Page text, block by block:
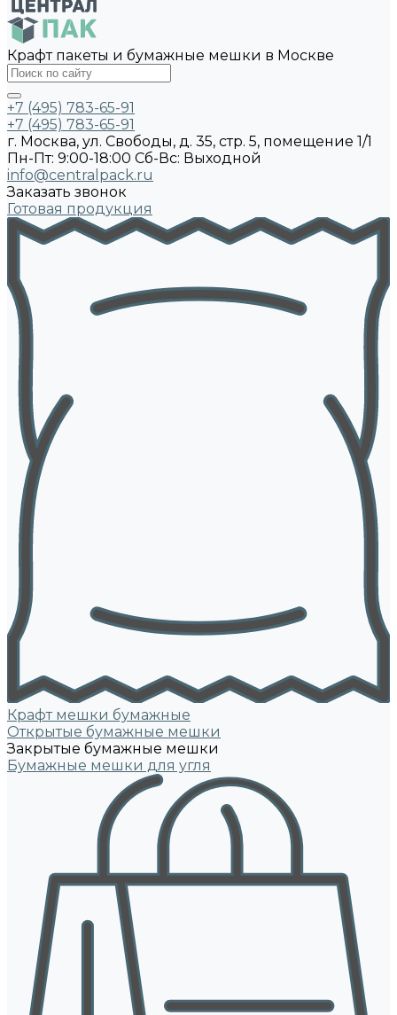
Крафт пакеты и бумажные мешки в Москве
+7 (495) 783-65-91
+7 (495) 783-65-91
г. Москва, ул. Свободы, д. 35, стр. 5, помещение 1/1
Пн-Пт: 9:00-18:00 Cб-Вс: Выходной
info@centralpack.ru
Заказать звонок
Готовая продукция
Крафт мешки бумажные
Открытые бумажные мешки
Закрытые бумажные мешки
Бумажные мешки для угля